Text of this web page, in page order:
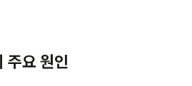
주요 원인